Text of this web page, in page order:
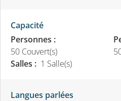
Capacité
Personnes :
50 Couvert(s)
Salles : 1 Salle(s)
Langues parlées